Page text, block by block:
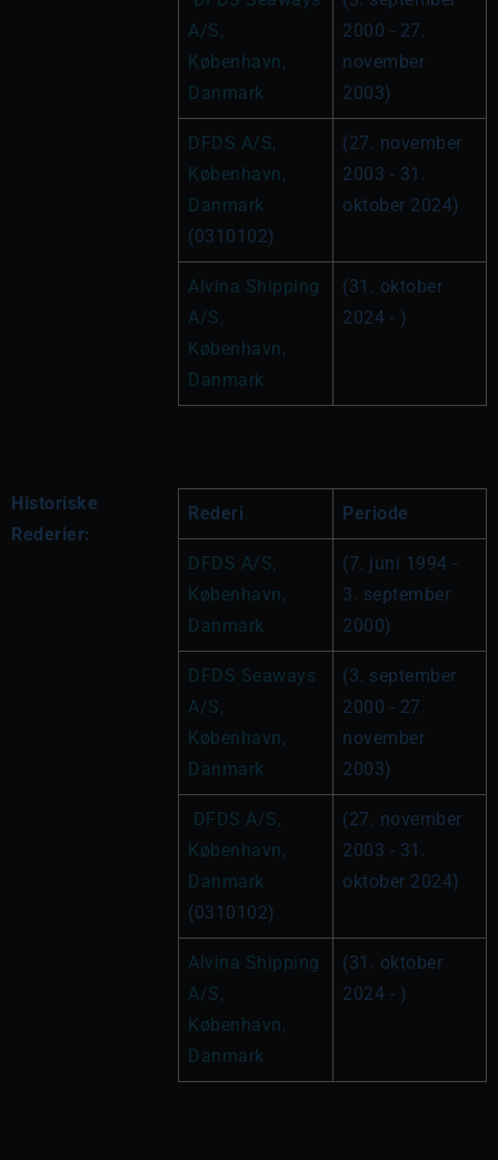
A/S,
København,
Danmark
2000 - 27.
november
2003)
DFDS A/S,
København,
Danmark
(0310102)
(27. november
2003 - 31.
oktober 2024)
Alvina Shipping
A/S,
København,
Danmark
(31. oktober
2024 - )
Historiske
Rederier:
Rederi Periode
DFDS A/S,
København,
Danmark
(7. juni 1994 -
3. september
2000)
DFDS Seaways
A/S,
København,
Danmark
(3. september
2000 - 27.
november
2003)
DFDS A/S,
København,
Danmark
(0310102)
(27. november
2003 - 31.
oktober 2024)
Alvina Shipping
A/S,
København,
Danmark
(31. oktober
2024 - )